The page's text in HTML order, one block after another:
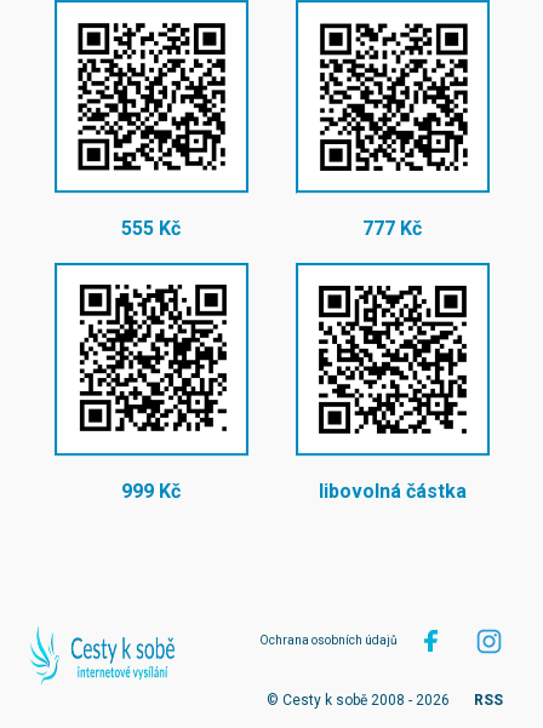
555 Kč 777 Kč
999 Kč libovolná částka
Ochrana osobních údajů
© Cesty k sobě 2008 - 2026 RSS